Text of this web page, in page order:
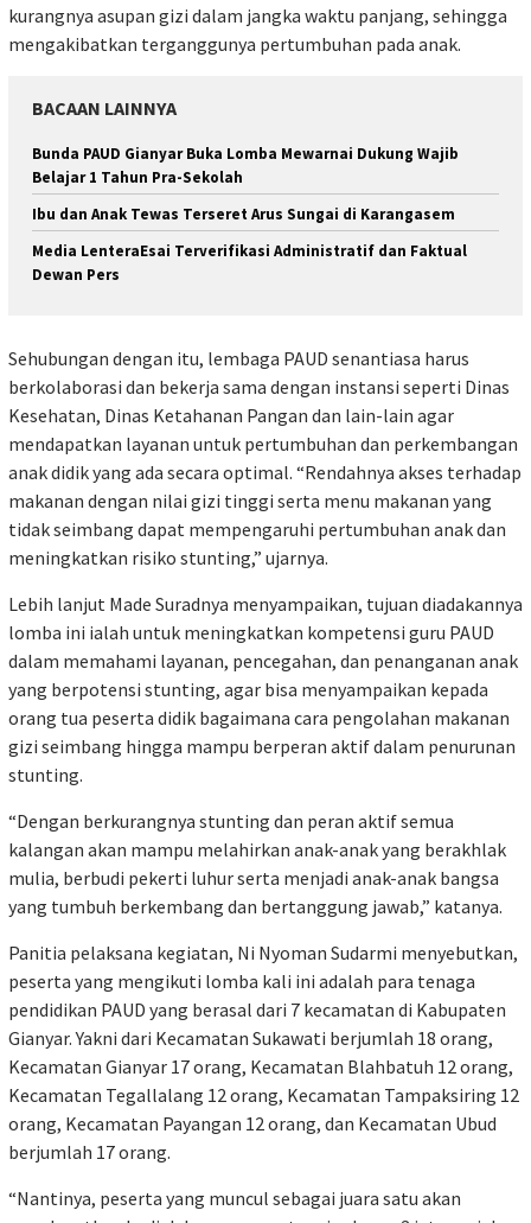
kurangnya asupan gizi dalam jangka waktu panjang, sehingga
mengakibatkan terganggunya pertumbuhan pada anak.
BACAAN LAINNYA
Bunda PAUD Gianyar Buka Lomba Mewarnai Dukung Wajib
Belajar 1 Tahun Pra-Sekolah
Ibu dan Anak Tewas Terseret Arus Sungai di Karangasem
Media LenteraEsai Terverifikasi Administratif dan Faktual
Dewan Pers
Sehubungan dengan itu, lembaga PAUD senantiasa harus
berkolaborasi dan bekerja sama dengan instansi seperti Dinas
Kesehatan, Dinas Ketahanan Pangan dan lain-lain agar
mendapatkan layanan untuk pertumbuhan dan perkembangan
anak didik yang ada secara optimal. “Rendahnya akses terhadap
makanan dengan nilai gizi tinggi serta menu makanan yang
tidak seimbang dapat mempengaruhi pertumbuhan anak dan
meningkatkan risiko stunting,” ujarnya.
Lebih lanjut Made Suradnya menyampaikan, tujuan diadakannya
lomba ini ialah untuk meningkatkan kompetensi guru PAUD
dalam memahami layanan, pencegahan, dan penanganan anak
yang berpotensi stunting, agar bisa menyampaikan kepada
orang tua peserta didik bagaimana cara pengolahan makanan
gizi seimbang hingga mampu berperan aktif dalam penurunan
stunting.
“Dengan berkurangnya stunting dan peran aktif semua
kalangan akan mampu melahirkan anak-anak yang berakhlak
mulia, berbudi pekerti luhur serta menjadi anak-anak bangsa
yang tumbuh berkembang dan bertanggung jawab,” katanya.
Panitia pelaksana kegiatan, Ni Nyoman Sudarmi menyebutkan,
peserta yang mengikuti lomba kali ini adalah para tenaga
pendidikan PAUD yang berasal dari 7 kecamatan di Kabupaten
Gianyar. Yakni dari Kecamatan Sukawati berjumlah 18 orang,
Kecamatan Gianyar 17 orang, Kecamatan Blahbatuh 12 orang,
Kecamatan Tegallalang 12 orang, Kecamatan Tampaksiring 12
orang, Kecamatan Payangan 12 orang, dan Kecamatan Ubud
berjumlah 17 orang.
“Nantinya, peserta yang muncul sebagai juara satu akan